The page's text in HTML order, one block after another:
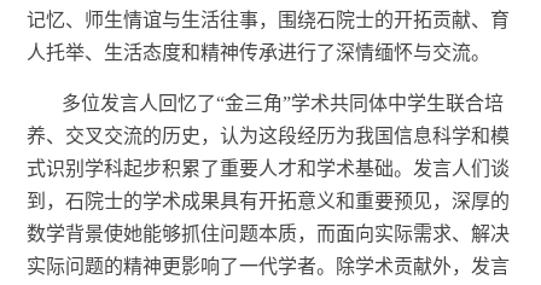
记忆、师生情谊与生活往事，围绕石院士的开拓贡献、育
人托举、生活态度和精神传承进行了深情缅怀与交流。
多位发言人回忆了“金三角”学术共同体中学生联合培
养、交叉交流的历史，认为这段经历为我国信息科学和模
式识别学科起步积累了重要人才和学术基础。发言人们谈
到，石院士的学术成果具有开拓意义和重要预见，深厚的
数学背景使她能够抓住问题本质，而面向实际需求、解决
实际问题的精神更影响了一代学者。除学术贡献外，发言